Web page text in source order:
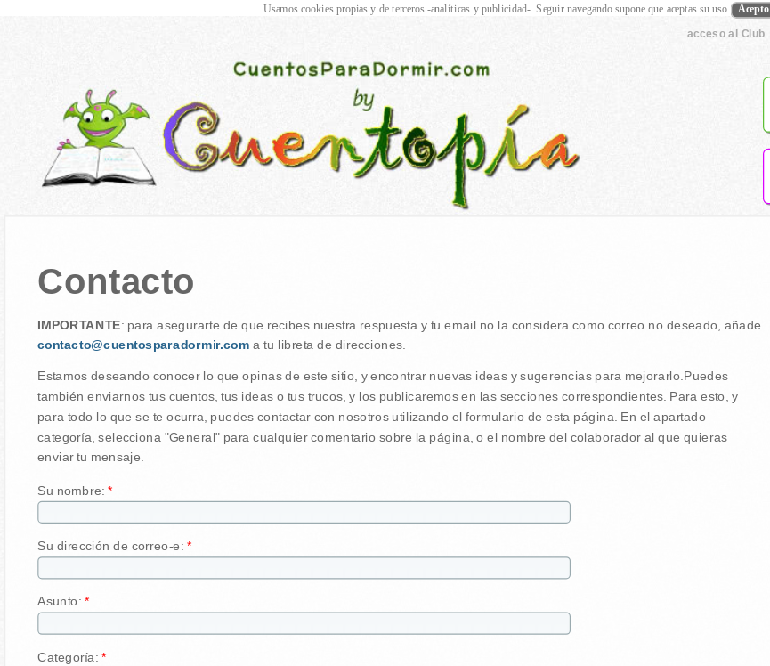
acceso al Club
Contacto
IMPORTANTE: para asegurarte de que recibes nuestra respuesta y tu email no la considera como correo no deseado, añade
contacto@cuentosparadormir.com a tu libreta de direcciones.
Estamos deseando conocer lo que opinas de este sitio, y encontrar nuevas ideas y sugerencias para mejorarlo.Puedes
también enviarnos tus cuentos, tus ideas o tus trucos, y los publicaremos en las secciones correspondientes. Para esto, y
para todo lo que se te ocurra, puedes contactar con nosotros utilizando el formulario de esta página. En el apartado
categoría, selecciona "General" para cualquier comentario sobre la página, o el nombre del colaborador al que quieras
enviar tu mensaje.
Su nombre:*
Su dirección de correo-e: *
Asunto: *
Categoría: *
Usamos cookies propias y de terceros -analíticas y publicidad-. Seguir navegando supone que aceptas su uso Acepto